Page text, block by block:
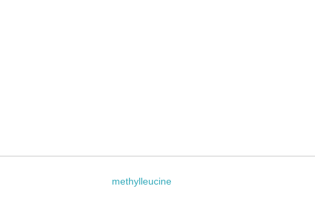
methylleucine